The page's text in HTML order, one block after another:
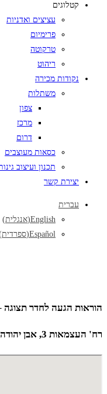
קטלוגים
עציצים ואדניות
פרימיום
טרקוטה
ריהוט
נקודות מכירה
משתלות
צפון
מרכז
דרום
כסאות מעוצבים
תכנון ועיצוב
יצירת קשר
עברית
English
(אנגלית)
Español
(ספרדית
הוראות הגעה לחדר
רח' העצמאות 3, אבן יהודה